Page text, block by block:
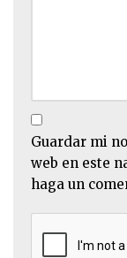
Guardar mi
web en este
haga un